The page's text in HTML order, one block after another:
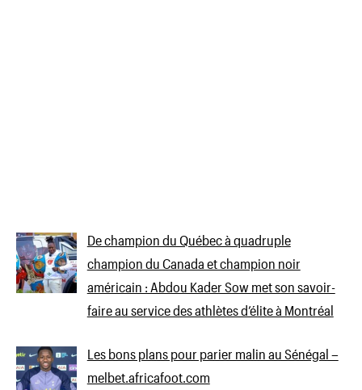
De champion du Québec à quadruple
champion du Canada et champion noir
américain : Abdou Kader Sow met son savoir-
faire au service des athlètes d’élite à Montréal
Les bons plans pour parier malin au Sénégal –
melbet.africafoot.com